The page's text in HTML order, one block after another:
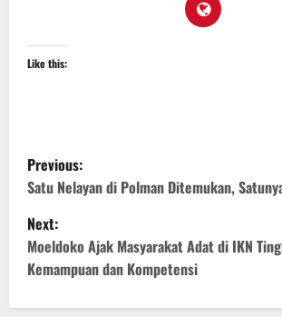
Like this:
P
o
s
t
Previous:
Satu Nelayan di Polman Ditemukan,
Next:
Moeldoko Ajak Masyarakat Adat di IKN
Kemampuan dan Kompetensi